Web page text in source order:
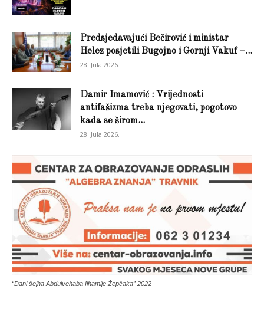
Predsjedavajući Bečirović i ministar
Helez posjetili Bugojno i Gornji Vakuf –...
28. Jula 2026.
Damir Imamović : Vrijednosti
antifašizma treba njegovati, pogotovo
kada se širom...
28. Jula 2026.
“Dani šejha Abdulvehaba Ilhamije Žepčaka” 2022